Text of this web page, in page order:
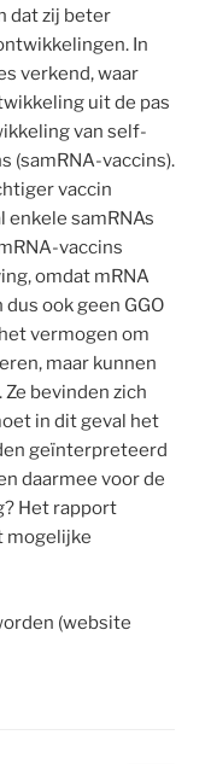
dat zij beter
In
verkend, waar
uit de pas
van self-
(samRNA-vaccins).
vaccin
enkele samRNAs
vaccins
omdat mRNA
ook geen GGO
vermogen om
maar kunnen
bevinden zich
in dit geval het
geïnterpreteerd
daarmee voor de
Het rapport
mogelijke
(website